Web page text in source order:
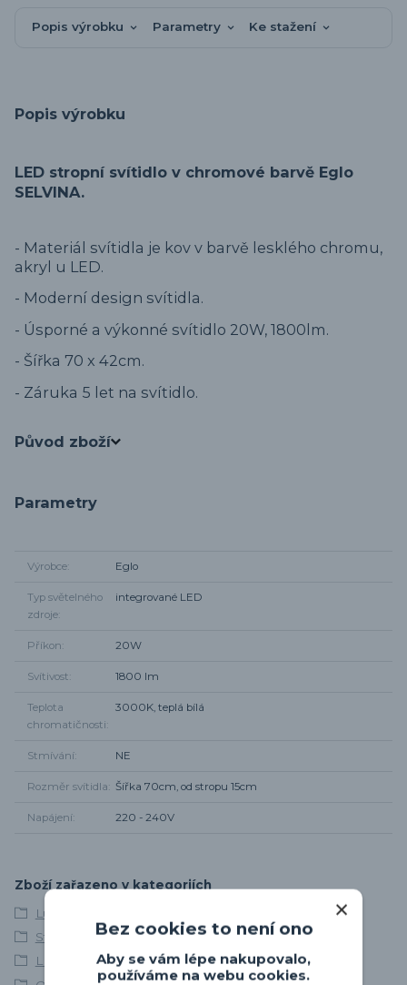
Popis výrobku Parametry Ke stažení
Popis výrobku
LED stropní svítidlo v chromové barvě Eglo
SELVINA.
- Materiál svítidla je kov v barvě lesklého chromu,
akryl u LED.
- Moderní design svítidla.
- Úsporné a výkonné svítidlo 20W, 1800lm.
- Šířka 70 x 42cm.
- Záruka 5 let na svítidlo.
Původ zboží
Parametry
Výrobce Eglo
Typ světelného
zdroje
integrované LED
Příkon 20W
Svítivost 1800 lm
Teplota
chromatičnosti
3000K, teplá bílá
Stmívání NE
Rozměr svítidla Šířka 70cm, od stropu 15cm
Napájení 220 - 240V
Zboží zařazeno v kategoriích
Lustry a závěsná svítidla
Stropní svítidla
LED svítidla
Bez cookies to není ono
Aby se vám lépe nakupovalo,
používáme na webu cookies.